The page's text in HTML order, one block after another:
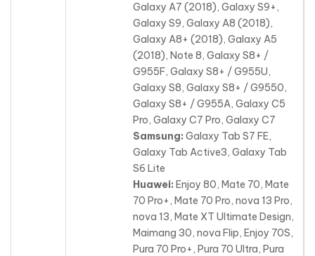
Galaxy A7 (2018), Galaxy S9+,
Galaxy S9, Galaxy A8 (2018),
Galaxy A8+ (2018), Galaxy A5
(2018), Note 8, Galaxy S8+ /
G955F, Galaxy S8+ / G955U,
Galaxy S8, Galaxy S8+ / G9550,
Galaxy S8+ / G955A, Galaxy C5
Pro, Galaxy C7 Pro, Galaxy C7
Samsung: Galaxy Tab S7 FE,
Galaxy Tab Active3, Galaxy Tab
S6 Lite
Huawei: Enjoy 80, Mate 70, Mate
70 Pro+, Mate 70 Pro, nova 13 Pro,
nova 13, Mate XT Ultimate Design,
Maimang 30, nova Flip, Enjoy 70S,
Pura 70 Pro+, Pura 70 Ultra, Pura